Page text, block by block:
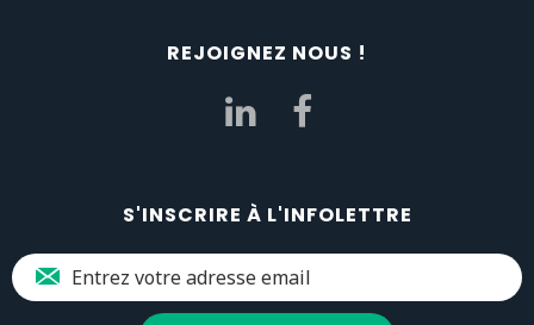
REJOIGNEZ NOUS !
S'INSCRIRE À L'INFOLETTRE